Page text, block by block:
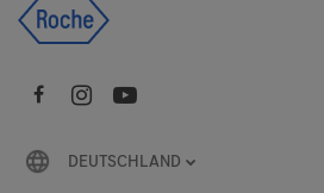
DEUTSCHLAND